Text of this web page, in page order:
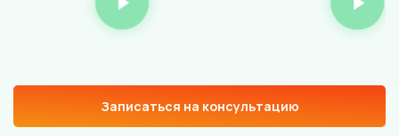
Записаться на консультацию